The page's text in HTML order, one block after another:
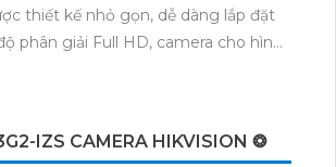
thiết kế nhỏ gọn, dễ dàng lắp đặt
phân giải Full HD, camera cho hình
tiếp hình ảnh từ xa thông qua điện
IZS CAMERA HIKVISION ❂